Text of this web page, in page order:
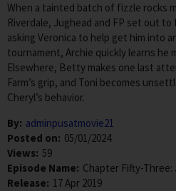
When a tainted batch of fizzle rocks
Riverdale, Jughead and FP set out
asking Veronica to help get him into
tournament, Archie quickly learns he
Elsewhere, Betty makes one last
Farm’s grip, and Toni becomes
Cheryl’s behavior.
By: adminpusatmovie21
Posted on: 05/01/2024
Views: 59
Episode Name: Chapter Fifty-Three:
Release: 17 Apr 2019